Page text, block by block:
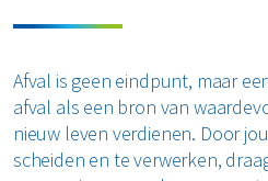
Afval is geen eindpunt, maar
afval als een bron van
nieuw leven verdienen. Door
scheiden en te verwerken,